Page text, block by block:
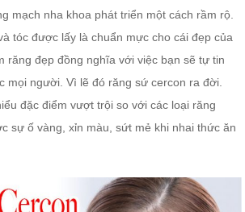
mạch nha khoa phát triển một cách rầm rộ.
tóc được lấy là chuẩn mực cho cái đẹp của
răng đẹp đồng nghĩa với việc bạn sẽ tự tin
mọi người. Vì lẽ đó răng sứ cercon ra đời.
đặc điểm vượt trội so với các loại răng
sự ố vàng, xỉn màu, sứt mẻ khi nhai thức ăn